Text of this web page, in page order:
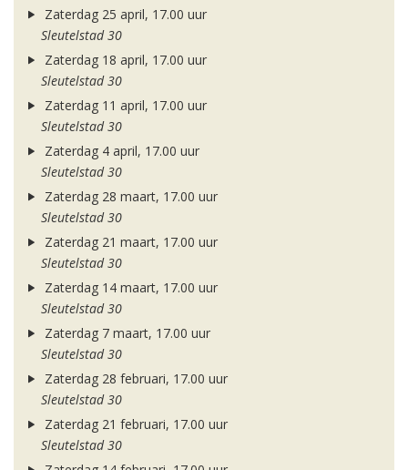
Zaterdag 25 april, 17.00 uur
Sleutelstad 30
Zaterdag 18 april, 17.00 uur
Sleutelstad 30
Zaterdag 11 april, 17.00 uur
Sleutelstad 30
Zaterdag 4 april, 17.00 uur
Sleutelstad 30
Zaterdag 28 maart, 17.00 uur
Sleutelstad 30
Zaterdag 21 maart, 17.00 uur
Sleutelstad 30
Zaterdag 14 maart, 17.00 uur
Sleutelstad 30
Zaterdag 7 maart, 17.00 uur
Sleutelstad 30
Zaterdag 28 februari, 17.00 uur
Sleutelstad 30
Zaterdag 21 februari, 17.00 uur
Sleutelstad 30